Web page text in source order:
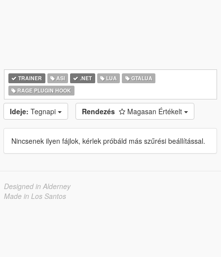
TRAINER ASI .NET LUA
GTALUA
RAGE PLUGIN HOOK
Ideje: Tegnapi Rendezés Magasan Értékelt
Nincsenek ilyen fájlok, kérlek próbáld más szűrési beállítással.
Designed in Alderney
Made in Los Santos